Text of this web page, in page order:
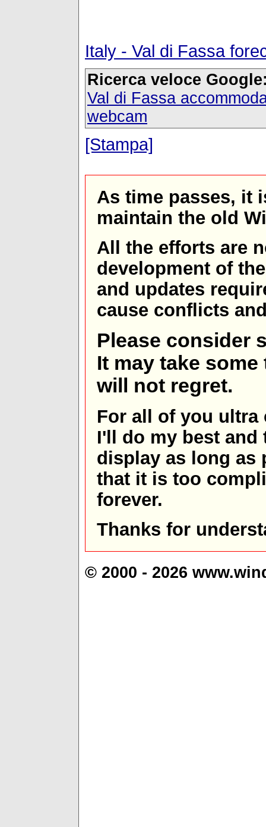
Italy - Val di Fassa
Ricerca veloce
Val di Fassa
webcam
[Stampa]
As time passes, it
maintain the old
All the efforts are
development of
and updates
cause conflicts
Please consider
It may take
will not regret.
For all of you ultra
I'll do my best and
display as long as
that it is too
forever.
Thanks for
© 2000 - 2026